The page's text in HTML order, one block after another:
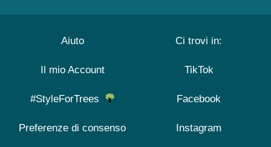
Aiuto
Il mio Account
#StyleForTrees
Preferenze di consenso
Ci trovi in:
TikTok
Facebook
Instagram